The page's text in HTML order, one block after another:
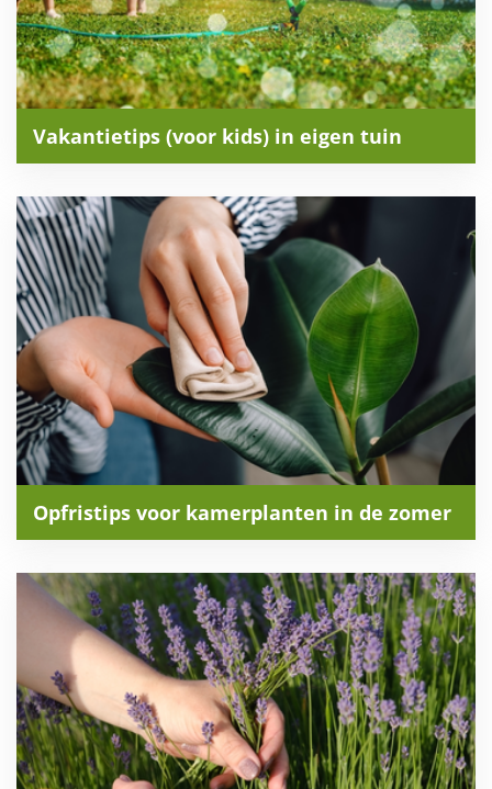
Vakantietips (voor kids) in eigen tuin
Opfristips voor kamerplanten in de zomer